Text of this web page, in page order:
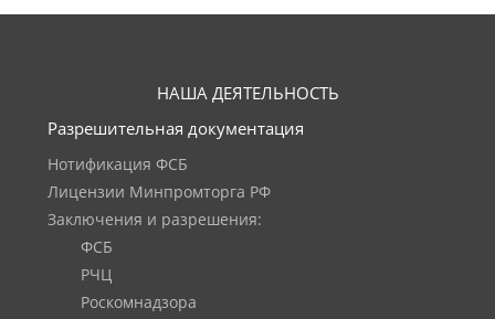
НАША ДЕЯТЕЛЬНОСТЬ
Разрешительная документация
Нотификация ФСБ
Лицензии Минпромторга РФ
Заключения и разрешения:
ФСБ
РЧЦ
Роскомнадзора